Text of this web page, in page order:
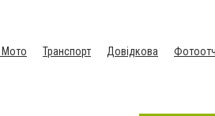
Мото Транспорт Довідкова